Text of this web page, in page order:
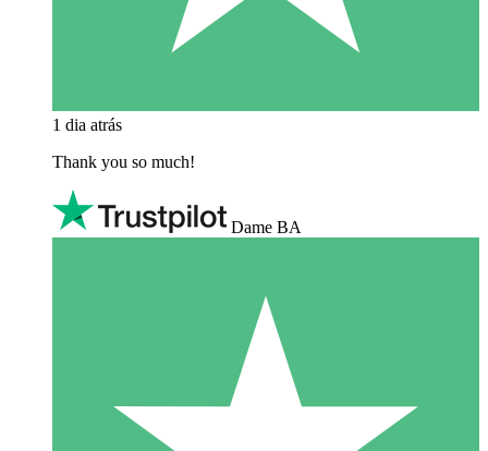
1 dia atrás
Thank you so much!
Dame BA